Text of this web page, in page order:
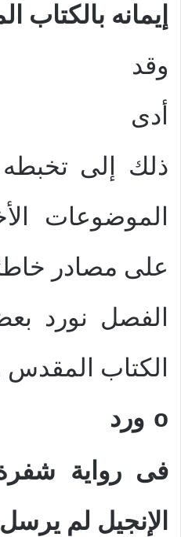
إيمانه بالكتاب
وقد
أدى
ذلك إلى
الموضوعات
على مصادر
الفصل نورد
الكتاب المقدس
o ورد
فى رواية
الإنجيل لم